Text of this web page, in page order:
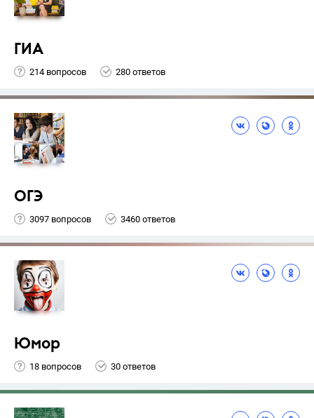
ГИА
214 вопросов 280 ответов
ОГЭ
3097 вопросов 3460 ответов
Юмор
18 вопросов 30 ответов